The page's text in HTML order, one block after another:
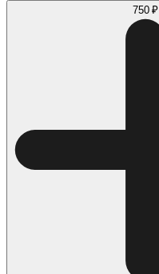
750 ₽